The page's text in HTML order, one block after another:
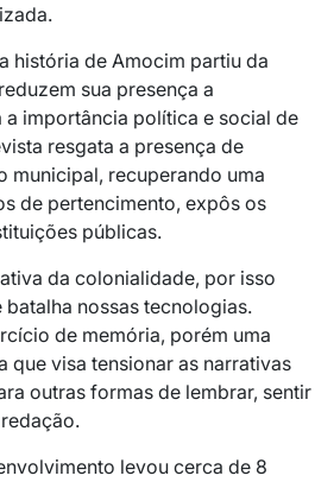
história de Amocim partiu da
sua presença a
importância política e social de
resgata a presença de
municipal, recuperando uma
de pertencimento, expôs os
públicas.
da colonialidade, por isso
nossas tecnologias.
de memória, porém uma
que visa tensionar as narrativas
outras formas de lembrar, sentir
levou cerca de 8